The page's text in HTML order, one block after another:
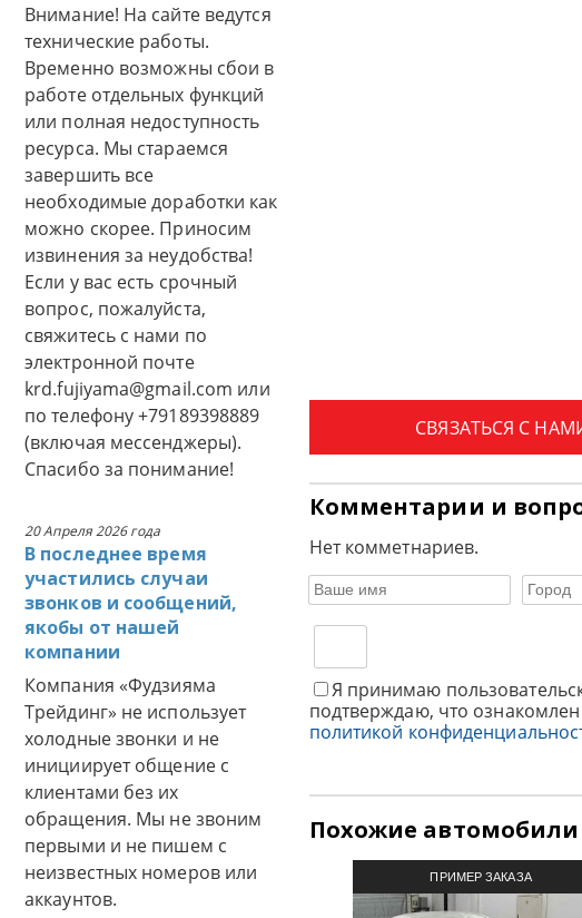
Внимание! На сайте ведутся
технические работы.
Временно возможны сбои в
работе отдельных функций
или полная недоступность
ресурса. Мы стараемся
завершить все
необходимые доработки как
можно скорее. Приносим
извинения за неудобства!
Если у вас есть срочный
вопрос, пожалуйста,
свяжитесь с нами по
электронной почте
krd.fujiyama@gmail.com или
по телефону +79189398889
(включая мессенджеры).
Спасибо за понимание!
20 Апреля 2026 года
В последнее время
участились случаи
звонков и сообщений,
якобы от нашей
компании
Компания «Фудзияма
Трейдинг» не использует
холодные звонки и не
инициирует общение с
клиентами без их
обращения. Мы не звоним
первыми и не пишем с
неизвестных номеров или
аккаунтов.
СВЯЗАТЬСЯ С
Комментарии и
Нет комметнариев.
Я принимаю
подтверждаю, что ознакомлен
политикой
Похожие автомобили
ПРИМЕР ЗАКАЗА
АВТОМОБИЛЯ ИЗ ЯПОНИИ